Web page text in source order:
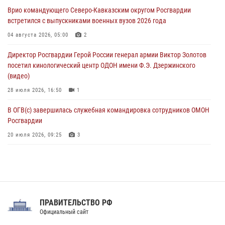
08 августа 2026, 09:03 1
Росгвардейцы в ЛНР совершенствуют навыки тактической
08 августа 2026, 09:00
Врио командующего Северо-Кавказским округом Росгвардии
встретился с выпускниками военных вузов 2026 года
04 августа 2026, 05:00 2
Директор Росгвардии Герой России генерал армии Виктор Золотов
посетил кинологический центр ОДОН имени Ф.Э. Дзержинского
(видео)
28 июля 2026, 16:50 1
В ОГВ(с) завершилась служебная командировка сотрудников ОМОН
Росгвардии
20 июля 2026, 09:25 3
Праздник «Один день с Росгвардией» к 105-летию Центрального
ПРАВИТЕЛЬСТВО РФ
Официальный сайт